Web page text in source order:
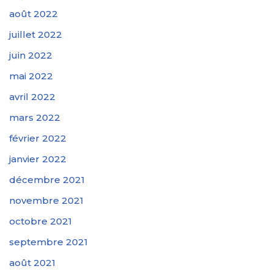
août 2022
juillet 2022
juin 2022
mai 2022
avril 2022
mars 2022
février 2022
janvier 2022
décembre 2021
novembre 2021
octobre 2021
septembre 2021
août 2021